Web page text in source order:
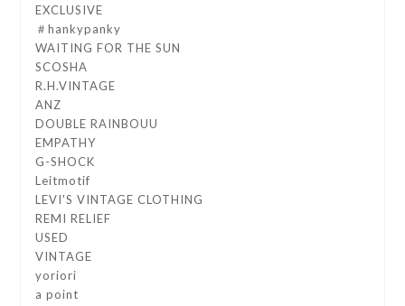
EXCLUSIVE
＃hankypanky
WAITING FOR THE SUN
SCOSHA
R.H.VINTAGE
ANZ
DOUBLE RAINBOUU
EMPATHY
G-SHOCK
Leitmotif
LEVI'S VINTAGE CLOTHING
REMI RELIEF
USED
VINTAGE
yoriori
a point